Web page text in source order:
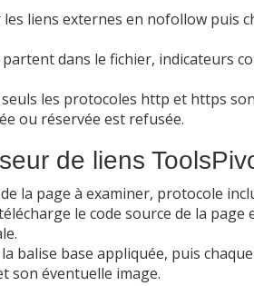
les liens externes en nofollow puis
dans le fichier, indicateurs
seuls les protocoles http et https
ou réservée est refusée.
de liens
la page à examiner, protocole
le code source de la page
balise base appliquée, puis
son éventuelle image.